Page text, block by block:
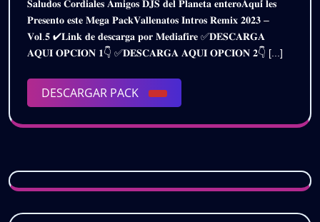
𝟮𝟬𝟮𝟯
–
𝗩𝗢𝗟.𝟱
|
𝗗𝗘𝗦𝗖𝗔𝗥𝗚𝗔
de
2023
𝗥𝗘𝗠𝗜𝗫
𝟮𝟬𝟮𝟯
–
𝗩𝗢𝗟.𝟱
𝐒𝐚𝐥𝐮𝐝𝐨𝐬 𝐂𝐨𝐫𝐝𝐢𝐚𝐥𝐞𝐬 𝐀𝐦𝐢𝐠𝐨𝐬 𝐃𝐉𝐒 𝐝𝐞𝐥 𝐏𝐥𝐚𝐧𝐞𝐭𝐚 𝐞𝐧𝐭𝐞𝐫𝐨𝐀𝐪𝐮𝐢́ 𝐥𝐞𝐬
𝐏𝐫𝐞𝐬𝐞𝐧𝐭𝐨 𝐞𝐬𝐭𝐞 𝐌𝐞𝐠𝐚 𝐏𝐚𝐜𝐤𝐕𝐚𝐥𝐥𝐞𝐧𝐚𝐭𝐨𝐬 𝐈𝐧𝐭𝐫𝐨𝐬 𝐑𝐞𝐦𝐢𝐱 𝟐𝟎𝟐𝟑 –
𝐕𝐨𝐥.𝟓 ✔𝐋𝐢𝐧𝐤 𝐝𝐞 𝐝𝐞𝐬𝐜𝐚𝐫𝐠𝐚 𝐩𝐨𝐫 𝐌𝐞𝐝𝐢𝐚𝐟𝐢𝐫𝐞 ✅𝐃𝐄𝐒𝐂𝐀𝐑𝐆𝐀
𝐀𝐐𝐔𝐈 𝐎𝐏𝐂𝐈𝐎𝐍 𝟏👇 ✅𝐃𝐄𝐒𝐂𝐀𝐑𝐆𝐀 𝐀𝐐𝐔𝐈 𝐎𝐏𝐂𝐈𝐎𝐍 𝟐👇 [...]
DESCARGAR PACK
DESCARGAR
PACK